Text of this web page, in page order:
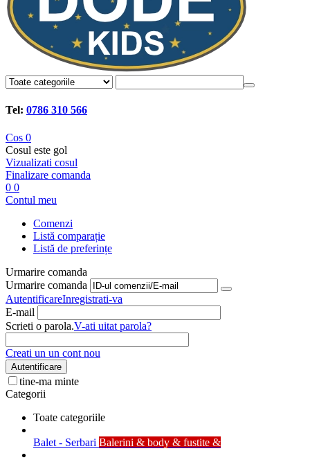
Tel: 0786 310 566
Cos 0
Cosul este gol
Vizualizati cosul
Finalizare comanda
0 0
Contul meu
Comenzi
Listă comparație
Listă de preferințe
Urmarire comanda
Urmarire comanda
AutentificareInregistrati-va
E-mail
Scrieti o parola.V-ati uitat parola?
Creati un un cont nou
Autentificare
tine-ma minte
Categorii
Toate categoriile
Balet - Serbari Balerini & body & fustite &